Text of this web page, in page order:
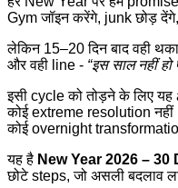
Gym जॉइन करेंगे, junk छोड़
लेकिन 15–20 दिन बाद वही
और वही line - “इस साल नहीं हो
इसी cycle को तोड़ने के लिए यह
कोई extreme resolution
कोई overnight
यह है New Year 2026 –
छोटे steps, जो असली बदलाव